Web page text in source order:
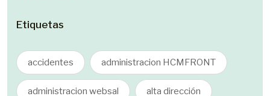
Etiquetas
accidentes administracion HCMFRONT
administracion websal alta dirección